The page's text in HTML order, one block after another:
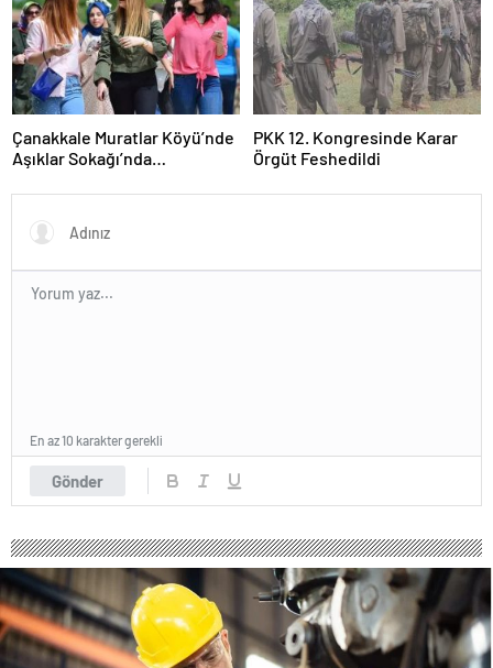
Çanakkale Muratlar Köyü’nde
Aşıklar Sokağı’nda
Eş Arayışı Renkli Görüntülere
Sahne Oldu
PKK 12. Kongresinde Karar
Örgüt Feshedildi
Gönder
En az 10 karakter gerekli